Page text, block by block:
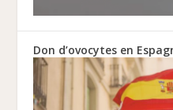
Don d’ovocytes en